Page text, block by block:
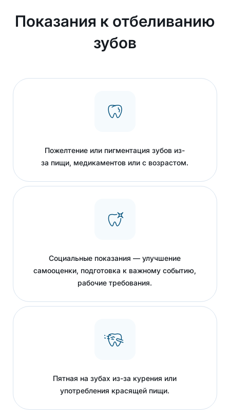
Показания к отбеливанию
зубов
Пожелтение или пигментация зубов из-
за пищи, медикаментов или с возрастом.
Социальные показания — улучшение
самооценки, подготовка к важному событию,
рабочие требования.
Пятная на зубах из-за курения или
употребления красящей пищи.